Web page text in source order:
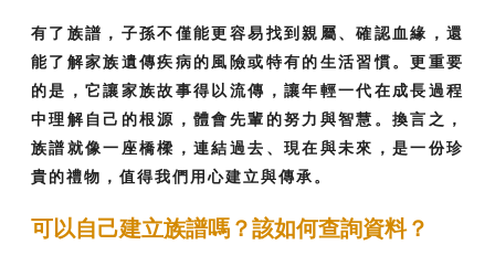
有了族譜，子孫不僅能更容易找到親屬、確認血緣，還
能了解家族遺傳疾病的風險或特有的生活習慣。更重要
的是，它讓家族故事得以流傳，讓年輕一代在成長過程
中理解自己的根源，體會先輩的努力與智慧。換言之，
族譜就像一座橋樑，連結過去、現在與未來，是一份珍
貴的禮物，值得我們用心建立與傳承。
可以自己建立族譜嗎？該如何查詢資料？